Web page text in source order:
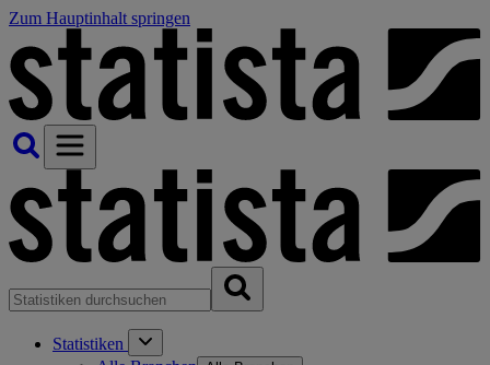
Zum Hauptinhalt springen
Statistiken